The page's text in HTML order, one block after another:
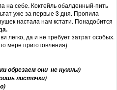
на себе. Коктейль обалденный-пить
уже за первые 3 дня. Пропила
настала нам кстати. Понадобится
легко, да и не требует затрат особых.
мере приготовления)
обрезаем они не нужны)
листочки)